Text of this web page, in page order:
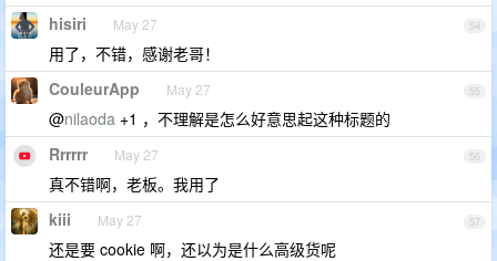
54
hisiri May 27
用了，不错，感谢老哥！
55
CouleurApp May 27
@nilaoda +1 ，不理解是怎么好意思起这种标题的
56
Rrrrrr May 27
真不错啊，老板。我用了
57
kiii May 27
还是要 cookie 啊，还以为是什么高级货呢